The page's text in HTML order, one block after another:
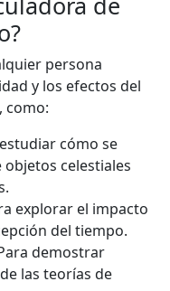
persona
y los efectos del
como:
cómo se
celestiales
explorar el impacto
del tiempo.
demostrar
las teorías de